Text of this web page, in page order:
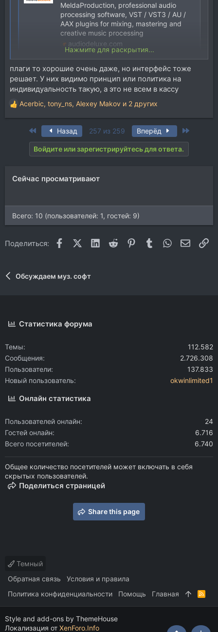
MeldaProduction, professional audio
processing software, VST / VST3 / AU /
AAX plugins for mixing, mastering and
creative music processing
audiodeluxe.com
Мельде 18 лет, скидки до 91 процента
Нажмите для раскрытия...
плаги то хорошие очень даже, но интерфейс тоже
решает. У них видимо принцип или политика на
индивидуальность такую, а это не всем в кассу
Р
е
Acerbic, tony_ns, Alexey Makov и 2 других
First Назад 257 из 259 Вперёд
Войдите или зарегистрируйтесь для ответа.
Сейчас просматривают
Всего: 10 (пользователей: 1, гостей: 9)
Поделиться: FacebookX (Twitter)
LinkedIn
Reddit Pinterest
Tumblr WhatsApp
Обсуждаем муз. софт
Статистика форума
Темы
112.582
Сообщения
2.726.308
Пользователи
137.833
Новый пользователь
okwinlimited1
Онлайн статистика
Пользователей онлайн
24
Гостей онлайн
6.716
Всего посетителей
6.740
Общее количество посетителей может включать в себя
скрытых пользователей.
Поделиться страницей
Share this page
Темный
Обратная связь
Условия и правила
Политика конфиденциальности
Помощь Главная
R
S
Style and add-ons by ThemeHouse
Локализация от XenForo.Info